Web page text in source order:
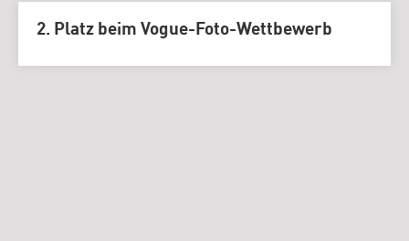
2. Platz beim Vogue-Foto-Wettbewerb